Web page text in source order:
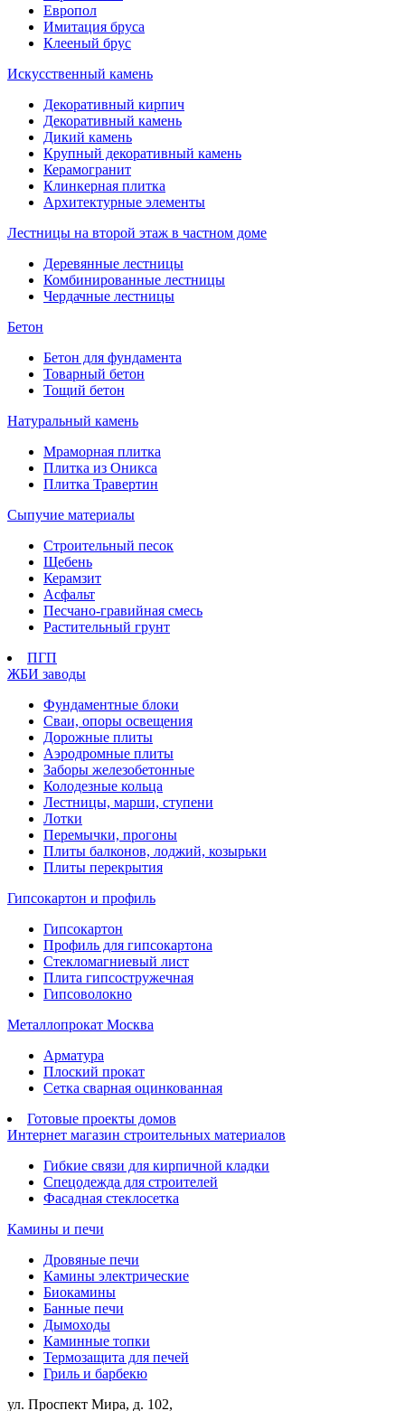
Европол
Имитация бруса
Клееный брус
Искусственный камень
Декоративный кирпич
Декоративный камень
Дикий камень
Крупный декоративный камень
Керамогранит
Клинкерная плитка
Архитектурные элементы
Лестницы на второй этаж в частном доме
Деревянные лестницы
Комбинированные лестницы
Чердачные лестницы
Бетон
Бетон для фундамента
Товарный бетон
Тощий бетон
Натуральный камень
Мраморная плитка
Плитка из Оникса
Плитка Травертин
Сыпучие материалы
Строительный песок
Щебень
Керамзит
Асфальт
Песчано-гравийная смесь
Растительный грунт
ПГП
ЖБИ заводы
Фундаментные блоки
Сваи, опоры освещения
Дорожные плиты
Аэродромные плиты
Заборы железобетонные
Колодезные кольца
Лестницы, марши, ступени
Лотки
Перемычки, прогоны
Плиты балконов, лоджий, козырьки
Плиты перекрытия
Гипсокартон и профиль
Гипсокартон
Профиль для гипсокартона
Стекломагниевый лист
Плита гипсостружечная
Гипсоволокно
Металлопрокат Москва
Арматура
Плоский прокат
Сетка сварная оцинкованная
Готовые проекты домов
Интернет магазин строительных материалов
Гибкие связи для кирпичной кладки
Спецодежда для строителей
Фасадная стеклосетка
Камины и печи
Дровяные печи
Камины электрические
Биокамины
Банные печи
Дымоходы
Каминные топки
Термозащита для печей
Гриль и барбекю
ул. Проспект Мира, д. 102,